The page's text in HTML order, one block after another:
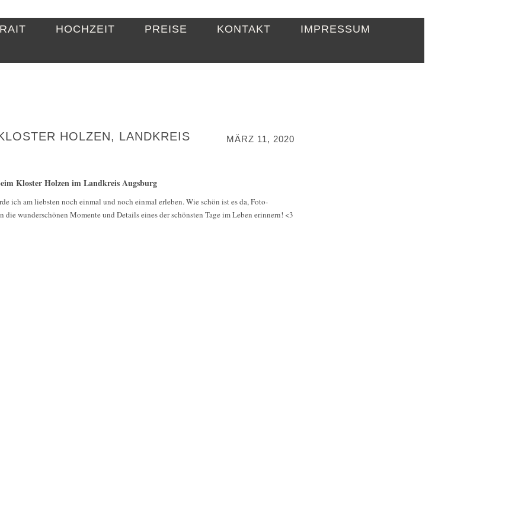
HOCHZEIT PREISE KONTAKT
IMPRESSUM
MÄRZ 11, 2020
HOLZEN, LANDKREIS
Kloster Holzen im Landkreis Augsburg
ich am liebsten noch einmal und noch einmal erleben. Wie schön ist es da, Foto-
die wunderschönen Momente und Details eines der schönsten Tage im Leben erinnern! <3